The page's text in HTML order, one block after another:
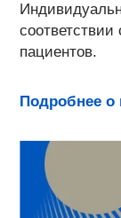
пациентов.
Подробнее о